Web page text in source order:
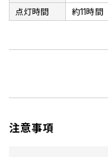
点灯時間
約11時間
注意事項